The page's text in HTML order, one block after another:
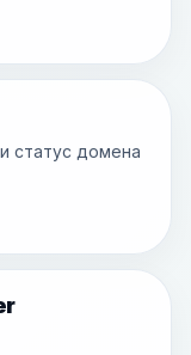
статус домена